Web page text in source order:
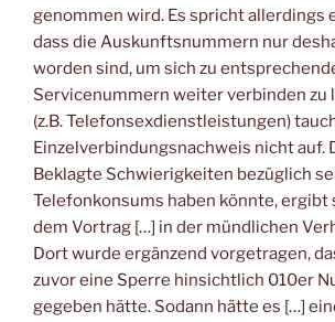
genommen wird. Es spricht allerdings
dass die Auskunftsnummern nur
worden sind, um sich zu
Servicenummern weiter verbinden zu
(z.B. Telefonsexdienstleistungen)
Einzelverbindungsnachweis nicht auf.
Beklagte Schwierigkeiten bezüglich
Telefonkonsums haben könnte, ergibt
dem Vortrag […] in der mündlichen
Dort wurde ergänzend vorgetragen,
zuvor eine Sperre hinsichtlich 010er
gegeben hätte. Sodann hätte es […]